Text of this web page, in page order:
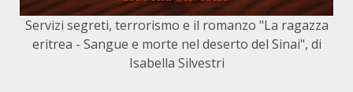
Servizi segreti, terrorismo e il romanzo "La ragazza
eritrea - Sangue e morte nel deserto del Sinai", di
Isabella Silvestri